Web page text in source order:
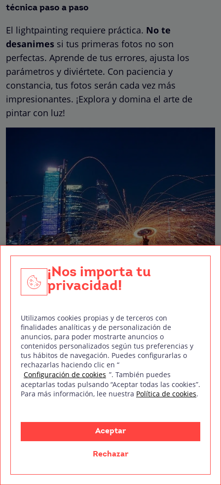
técnica paso a paso
El lightpainting requiere práctica. No te
desanimes si tus primeras fotos no son
perfectas. Aprende de tus errores, ajusta los
parámetros y diviértete. Con paciencia y
constancia, tus fotos serán cada vez más
impresionantes. ¡Explora y domina el arte de
pintar con luz!
Imagen de Kelvyn Townley
Edición de fotografías de
lightpainting: Mejora tus resultados
La edición es una parte clave del proceso creativo
en el lightpainting. Aunque tus fotos ya puedan
verse impresionantes directamente desde la
cámara, un buen retoque puede ayudarte a
opciones, desde programas profesionales hasta
¡Nos importa tu
privacidad!
Utilizamos cookies propias y de terceros con
finalidades analíticas y de personalización de
anuncios, para poder mostrarte anuncios o
contenidos personalizados según tus preferencias y
tus hábitos de navegación. Puedes configurarlas o
rechazarlas haciendo clic en “
Configuración de cookies ”. También puedes
aceptarlas todas pulsando “Aceptar todas las cookies”.
Para más información, lee nuestra Política de cookies.
Aceptar
Rechazar